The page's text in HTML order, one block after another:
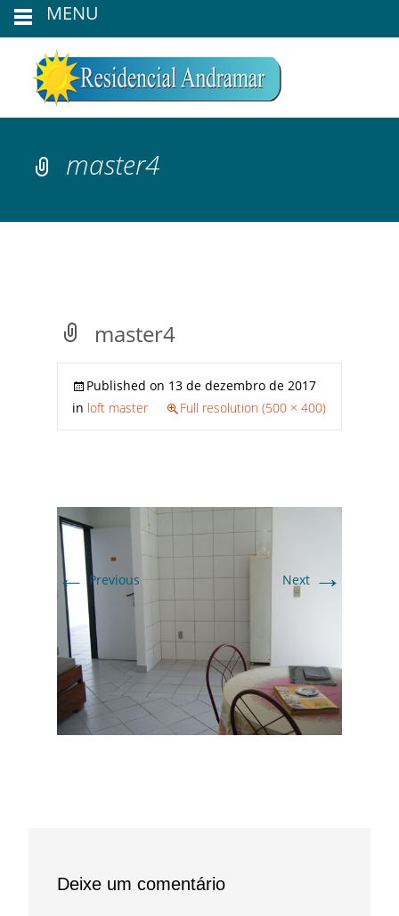
master4
master4
Published on 13 de dezembro de 2017
in loft master Full resolution (500 × 400)
←Previous Next →
Deixe um comentário
MENU